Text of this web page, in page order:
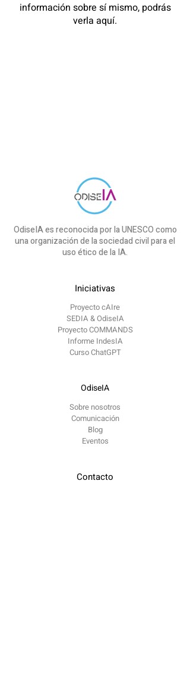
información sobre sí mismo, podrás
verla aquí.
OdiseIA es reconocida por la UNESCO como
una organización de la sociedad civil para el
uso ético de la IA.
Iniciativas
Proyecto cAIre
SEDIA & OdiseIA
Proyecto COMMANDS
Informe IndesIA
Curso ChatGPT
OdiseIA
Sobre nosotros
Comunicación
Blog
Eventos
Contacto